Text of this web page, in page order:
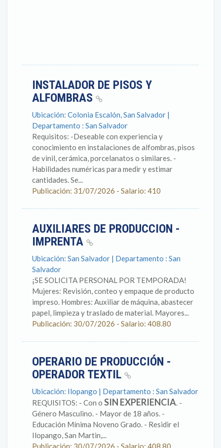
INSTALADOR DE PISOS Y
ALFOMBRAS
Ubicación: Colonia Escalón, San Salvador |
Departamento : San Salvador
Requisitos: -Deseable con experiencia y
conocimiento en instalaciones de alfombras, pisos
de vinil, cerámica, porcelanatos o similares. -
Habilidades numéricas para medir y estimar
cantidades. Se...
Publicación: 31/07/2026 - Salario: 410
AUXILIARES DE PRODUCCION -
IMPRENTA
Ubicación: San Salvador | Departamento : San
Salvador
¡SE SOLICITA PERSONAL POR TEMPORADA!
Mujeres: Revisión, conteo y empaque de producto
impreso. Hombres: Auxiliar de máquina, abastecer
papel, limpieza y traslado de material. Mayores...
Publicación: 30/07/2026 - Salario: 408.80
OPERARIO DE PRODUCCIÓN -
OPERADOR TEXTIL
Ubicación: Ilopango | Departamento : San Salvador
REQUISITOS: - Con o SIN EXPERIENCIA. -
Género Masculino. - Mayor de 18 años. -
Educación Mínima Noveno Grado. - Residir el
Ilopango, San Martin,...
Publicación: 30/07/2026 - Salario: 408.80